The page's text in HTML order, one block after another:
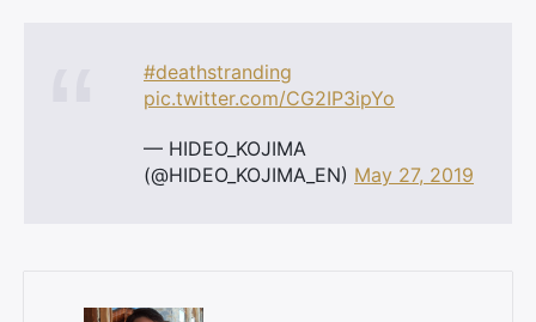
#deathstranding
pic.twitter.com/CG2IP3ipYo
— HIDEO_KOJIMA
(@HIDEO_KOJIMA_EN) May 27, 2019